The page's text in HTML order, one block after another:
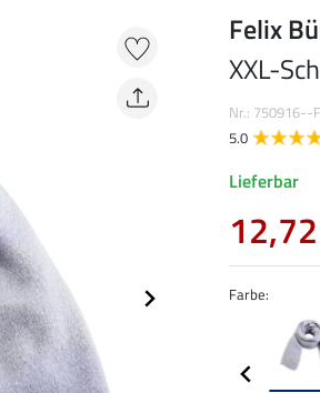
Farbe:
Felix
XXL-
Nr.: 750916--
5.0
Lieferbar